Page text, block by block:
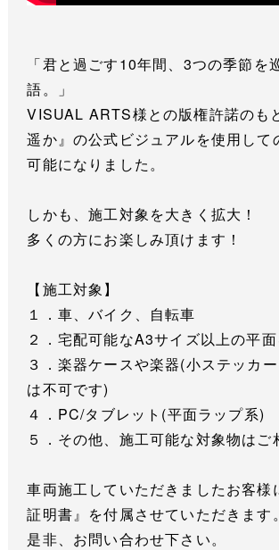
「君と過ごす10年間、3つの季節を
語。」
VISUAL ARTS様との版権許諾のも
遥か』の公式ビジュアルを使用して
可能になりました。
しかも、施工対象を大きく拡大！
多くの方にお楽しみ頂けます！
【施工対象】
１．車、バイク、自転車
２．宅配可能なA3サイズ以上の平
３．楽器ケースや楽器(小ステッカ
は不可です)
４．PC/タブレット(平面ラップ系)
５．その他、施工可能な対象物はご
車両施工していただきましたお客様
証明書』を付属させていただきます。
是非、お問い合わせ下さい。